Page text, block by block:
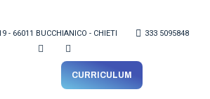
- 66011 BUCCHIANICO - CHIETI 333 5095848
CURRICULUM